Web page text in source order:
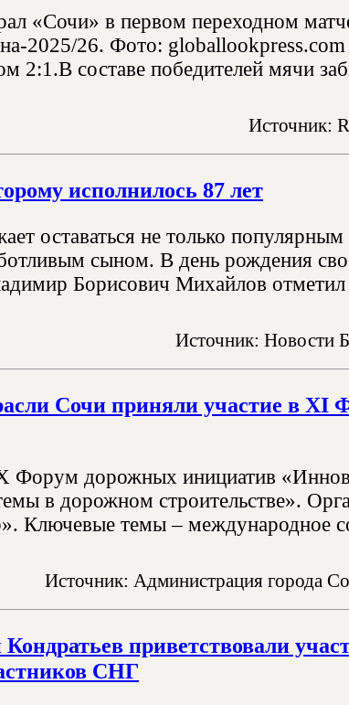
«Сочи» в первом переходном
2025/26. Фото:
2:1.В составе победителей мячи
Источник:
исполнилось 87 лет
оставаться не только популярным
сыном. В день рождения
Борисович Михайлов
Источник: Новости
Сочи приняли участие в XI
Форум дорожных инициатив
в дорожном строительстве».
Ключевые темы – международное
Источник: Администрация города
приветствовали
СНГ